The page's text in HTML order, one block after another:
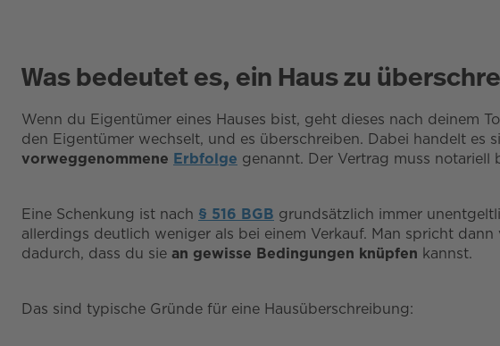
Was bedeutet es, ein Haus zu
Wenn du Eigentümer eines Hauses bist, geht dieses nach deinem
den Eigentümer wechselt, und es überschreiben. Dabei handelt es
vorweggenommene Erbfolge genannt. Der Vertrag muss notariell
Eine Schenkung ist nach § 516 BGB grundsätzlich immer
allerdings deutlich weniger als bei einem Verkauf. Man spricht
dadurch, dass du sie an gewisse Bedingungen knüpfen kannst.
Das sind typische Gründe für eine Hausüberschreibung: